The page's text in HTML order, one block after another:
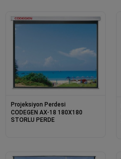
Projeksiyon Perdesi
CODEGEN AX-18 180X180
STORLU PERDE